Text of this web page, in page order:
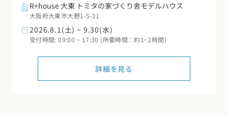
R+house 大東 トミタの家づくり舎モデルハウス
大阪府大東市大野1-5-31
2026.8.1(土) ~ 9.30(水)
受付時間: 09:00 ~ 17:30 (所要時間：約1~2時間)
詳細を見る